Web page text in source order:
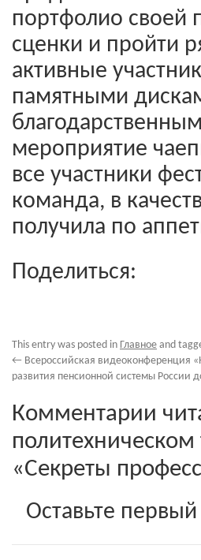
портфолио своей
сценки и пройти
активные
памятными
мероприятие
все участники
команда, в
получила по
Поделиться:
This entry was posted in Главное and
← Всероссийская видеоконференция
развития пенсионной системы России
Комментарии
«Секреты
Оставьте